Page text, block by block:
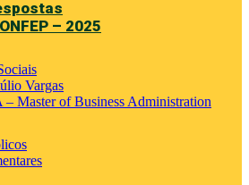
– 2025
Vargas
Master of Business Administration